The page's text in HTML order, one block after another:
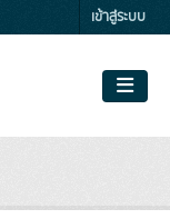
เข้าสู่ระบบ